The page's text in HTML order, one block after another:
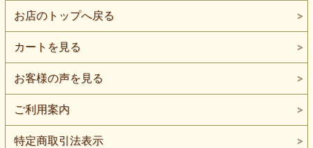
庫表記をしておりません。
こうした事情からご注文量に満たない在庫状況の場合もあり
メーカーさんから取り寄せる事となります。（お取り寄せの
場合は３～７日お時間を頂く事となります）
お急ぎの方は事前にお問合せ下さい。
３．０ｍ ６単位まで
お店のトップへ戻る
カートを見る
お客様の声を見る
ご利用案内
特定商取引法表示